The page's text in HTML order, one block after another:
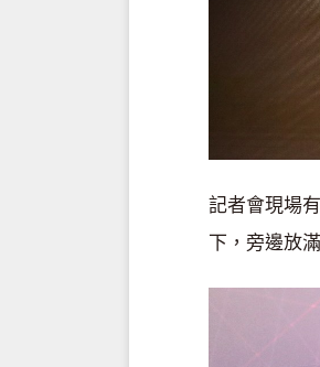
記者會現場
下，旁邊放